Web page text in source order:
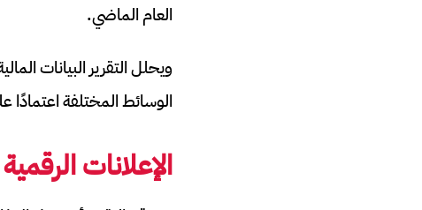
العام الماضي.
ويحلل التقرير البيانات
الوسائط المختلفة
الإعلانات